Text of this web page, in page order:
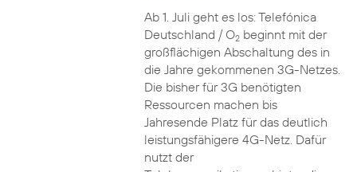
Ab 1. Juli geht es los: Telefónica
Deutschland / O2beginnt mit der
großflächigen Abschaltung des in
die Jahre gekommenen 3G-Netzes.
Die bisher für 3G benötigten
Ressourcen machen bis
Jahresende Platz für das deutlich
leistungsfähigere 4G-Netz. Dafür
nutzt der